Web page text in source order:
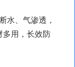
水、气渗透，
多用，长效防